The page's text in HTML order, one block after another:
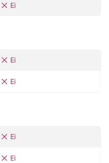
Ei
Ei
Ei
Ei
Ei